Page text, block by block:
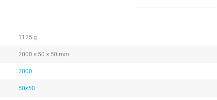
1125 g
2000 × 50 × 50 mm
2000
50×50